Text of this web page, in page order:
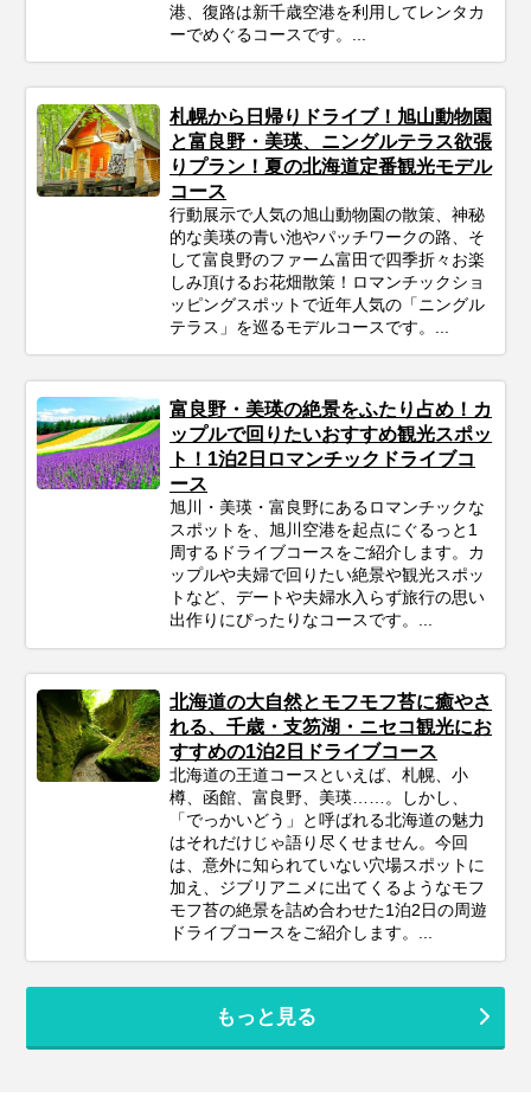
港、復路は新千歳空港を利用してレンタカ
ーでめぐるコースです。...
札幌から日帰りドライブ！旭山動物園
と富良野・美瑛、ニングルテラス欲張
りプラン！夏の北海道定番観光モデル
コース
行動展示で人気の旭山動物園の散策、神秘
的な美瑛の青い池やパッチワークの路、そ
して富良野のファーム富田で四季折々お楽
しみ頂けるお花畑散策！ロマンチックショ
ッピングスポットで近年人気の「ニングル
テラス」を巡るモデルコースです。...
富良野・美瑛の絶景をふたり占め！カ
ップルで回りたいおすすめ観光スポッ
ト！1泊2日ロマンチックドライブコ
ース
旭川・美瑛・富良野にあるロマンチックな
スポットを、旭川空港を起点にぐるっと1
周するドライブコースをご紹介します。カ
ップルや夫婦で回りたい絶景や観光スポッ
トなど、デートや夫婦水入らず旅行の思い
出作りにぴったりなコースです。...
北海道の大自然とモフモフ苔に癒やさ
れる、千歳・支笏湖・ニセコ観光にお
すすめの1泊2日ドライブコース
北海道の王道コースといえば、札幌、小
樽、函館、富良野、美瑛……。しかし、
「でっかいどう」と呼ばれる北海道の魅力
はそれだけじゃ語り尽くせません。今回
は、意外に知られていない穴場スポットに
加え、ジブリアニメに出てくるようなモフ
モフ苔の絶景を詰め合わせた1泊2日の周遊
ドライブコースをご紹介します。...
もっと見る